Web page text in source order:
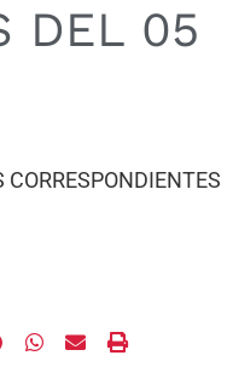
DEL 05